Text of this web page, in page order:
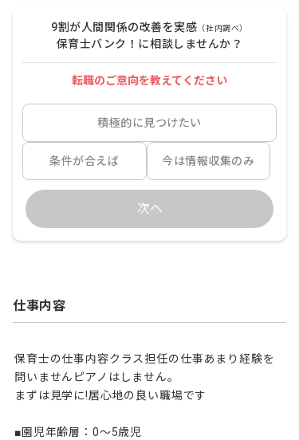
9割が人間関係の改善を実感 （社内調べ）
保育士バンク！に相談しませんか？
転職のご意向を教えてください
積極的に見つけたい
条件が合えば 今は情報収集のみ
次へ
仕事内容
保育士の仕事内容クラス担任の仕事あまり経験を
問いませんピアノはしません。
まずは見学に!居心地の良い職場です
■園児年齢層：0～5歳児